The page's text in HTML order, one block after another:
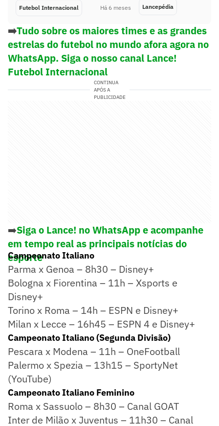
Futebol Internacional Há 6 meses Lancepédia
➡️Tudo sobre os maiores times e as grandes
estrelas do futebol no mundo afora agora no
WhatsApp. Siga o nosso canal Lance!
Futebol Internacional
CONTINUA
APÓS A
PUBLICIDADE
➡️Siga o Lance! no WhatsApp e acompanhe
em tempo real as principais notícias do
esporte
Campeonato Italiano
Parma x Genoa – 8h30 – Disney+
Bologna x Fiorentina – 11h – Xsports e
Disney+
Torino x Roma – 14h – ESPN e Disney+
Milan x Lecce – 16h45 – ESPN 4 e Disney+
Campeonato Italiano (Segunda Divisão)
Pescara x Modena – 11h – OneFootball
Palermo x Spezia – 13h15 – SportyNet
(YouTube)
Campeonato Italiano Feminino
Roma x Sassuolo – 8h30 – Canal GOAT
Inter de Milão x Juventus – 11h30 – Canal